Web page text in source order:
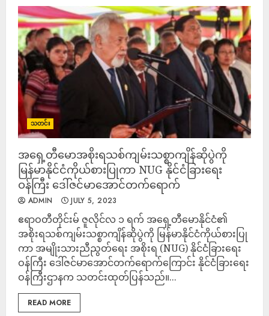
သတင်း
အရှေ့တီမောအစိုးရသစ်ကျမ်းသစ္စာကျိန်ဆိုပွဲကို
မြန်မာနိုင်ငံကိုယ်စားပြုကာ NUG နိုင်ငံခြားရေး
ဝန်ကြီး ဒေါ်ဇင်မာအောင်တက်ရောက်
ADMIN JULY 5, 2023
ဧရာဝတီတိုင်းမ် ဇူလိုင်လ ၁ ရက် အရှေ့တီမောနိုင်ငံ၏
အစိုးရသစ်ကျမ်းသစ္စာကျိန်ဆိုပွဲကို မြန်မာနိုင်ငံကိုယ်စားပြု
ကာ အမျိုးသားညီညွတ်ရေး အစိုးရ (NUG) နိုင်ငံခြားရေး
ဝန်ကြီး ဒေါ်ဇင်မာအောင်တက်ရောက်ကြောင်း နိုင်ငံခြားရေး
ဝန်ကြီးဌာနက သတင်းထုတ်ပြန်သည်။...
READ MORE